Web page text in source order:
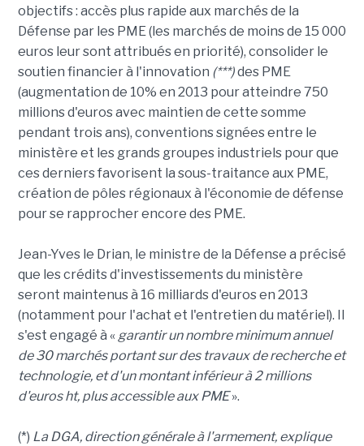
objectifs : accès plus rapide aux marchés de la
Défense par les PME (les marchés de moins de 15 000
euros leur sont attribués en priorité), consolider le
soutien financier à l'innovation (***)des PME
(augmentation de 10% en 2013 pour atteindre 750
millions d'euros avec maintien de cette somme
pendant trois ans), conventions signées entre le
ministère et les grands groupes industriels pour que
ces derniers favorisent la sous-traitance aux PME,
création de pôles régionaux à l'économie de défense
pour se rapprocher encore des PME.
Jean-Yves le Drian, le ministre de la Défense a précisé
que les crédits d'investissements du ministère
seront maintenus à 16 milliards d'euros en 2013
(notamment pour l'achat et l'entretien du matériel). Il
s'est engagé à «garantir un nombre minimum annuel
de 30 marchés portant sur des travaux de recherche et
technologie, et d'un montant inférieur à 2 millions
d'euros ht, plus accessible aux PME».
(*) La DGA, direction générale à l'armement, explique